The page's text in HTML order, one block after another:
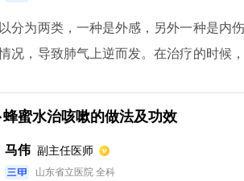
分为两类，一种是外感，另外一种是内
况，导致肺气上逆而发。在治疗的时候
咳嗽的药物，也可以选择其他的药物帮助
蜂蜜水治咳嗽的做法及功效
马伟 副主任医师
山东省立医院 全科